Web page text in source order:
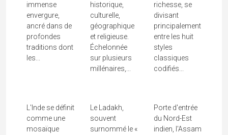
immense
envergure,
ancré dans de
profondes
traditions dont
les...
historique,
culturelle,
géographique
et religieuse.
Échelonnée
sur plusieurs
millénaires,...
richesse, se
divisant
principalement
entre les huit
styles
classiques
codifiés...
L'Inde se définit
comme une
mosaïque
Le Ladakh,
souvent
surnommé le «
Porte d'entrée
du Nord-Est
indien, l'Assam